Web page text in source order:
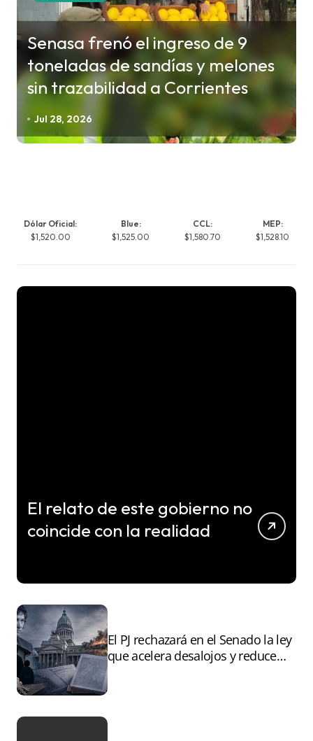
Senasa frenó el ingreso de 9
toneladas de sandías y melones
sin trazabilidad a Corrientes
Jul 28, 2026
Dólar Oficial:
$1,520.00
Blue:
$1,525.00
CCL:
$1,580.70
MEP:
$1,528.10
El relato de este gobierno no
coincide con la realidad
El PJ rechazará en el Senado la ley
que acelera desalojos y reduce